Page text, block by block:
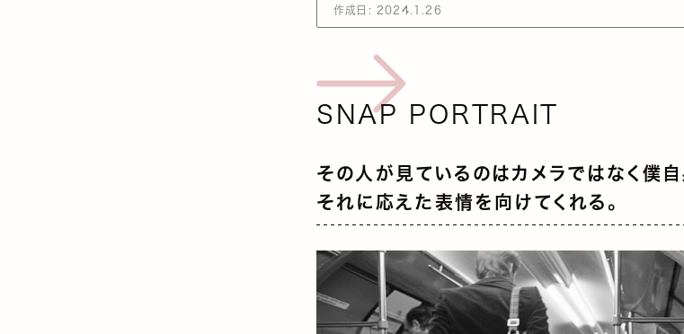
作成日: 2024.1.26
SNAP PORTRAIT
その人が見ているのはカメラではなく僕自
それに応えた表情を向けてくれる。